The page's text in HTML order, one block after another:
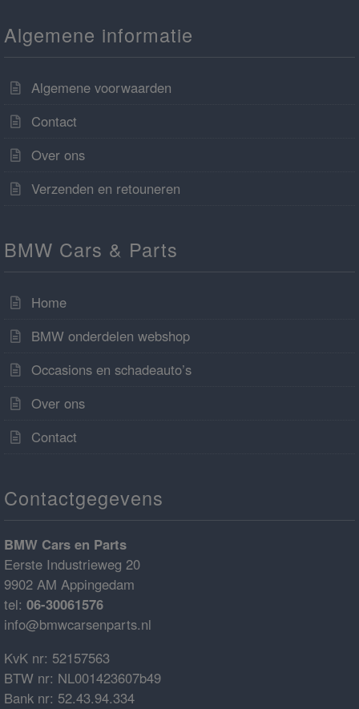
Algemene informatie
Algemene voorwaarden
Contact
Over ons
Verzenden en retouneren
BMW Cars & Parts
Home
BMW onderdelen webshop
Occasions en schadeauto’s
Over ons
Contact
Contactgegevens
BMW Cars en Parts
Eerste Industrieweg 20
9902 AM Appingedam
tel: 06-30061576
info@bmwcarsenparts.nl
KvK nr: 52157563
BTW nr: NL001423607b49
Bank nr: 52.43.94.334